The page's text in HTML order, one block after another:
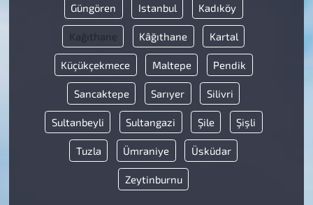
Güngören Istanbul Kadıköy
Kağıthane Kâğıthane Kartal
Küçükçekmece Maltepe Pendik
Sancaktepe Sarıyer Silivri
Sultanbeyli Sultangazi Şile Şişli
Tuzla Ümraniye Üsküdar
Zeytinburnu